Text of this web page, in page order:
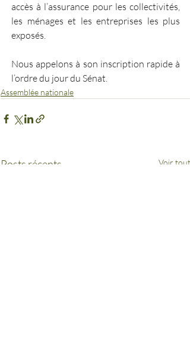
accès à l’assurance pour les collectivités,
les ménages et les entreprises les plus
exposés.
Nous appelons à son inscription rapide à
l’ordre du jour du Sénat.
Assemblée nationale
Posts récents Voir tout